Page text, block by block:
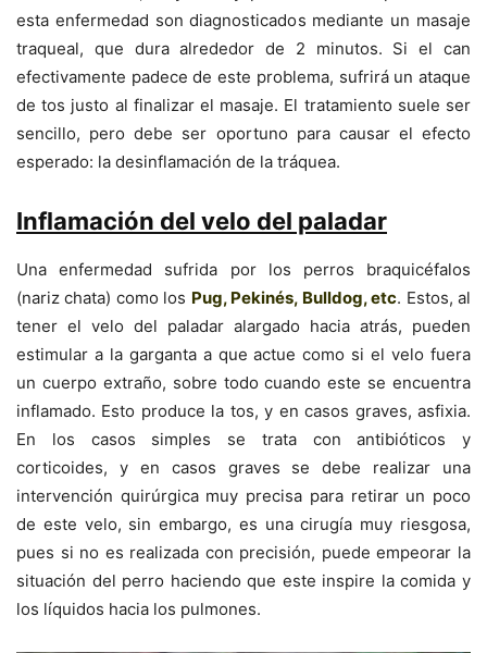
esta enfermedad son diagnosticados mediante un masaje
traqueal, que dura alrededor de 2 minutos. Si el can
efectivamente padece de este problema, sufrirá un ataque
de tos justo al finalizar el masaje. El tratamiento suele ser
sencillo, pero debe ser oportuno para causar el efecto
esperado: la desinflamación de la tráquea.
Inflamación del velo del paladar
Una enfermedad sufrida por los perros braquicéfalos
(nariz chata) como los Pug, Pekinés, Bulldog, etc. Estos, al
tener el velo del paladar alargado hacia atrás, pueden
estimular a la garganta a que actue como si el velo fuera
un cuerpo extraño, sobre todo cuando este se encuentra
inflamado. Esto produce la tos, y en casos graves, asfixia.
En los casos simples se trata con antibióticos y
corticoides, y en casos graves se debe realizar una
intervención quirúrgica muy precisa para retirar un poco
de este velo, sin embargo, es una cirugía muy riesgosa,
pues si no es realizada con precisión, puede empeorar la
situación del perro haciendo que este inspire la comida y
los líquidos hacia los pulmones.